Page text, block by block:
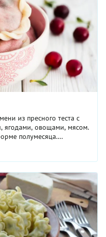
из пресного теста с
ягодами, овощами, мясом.
полумесяца.